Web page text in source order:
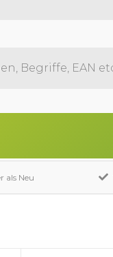
als Neu